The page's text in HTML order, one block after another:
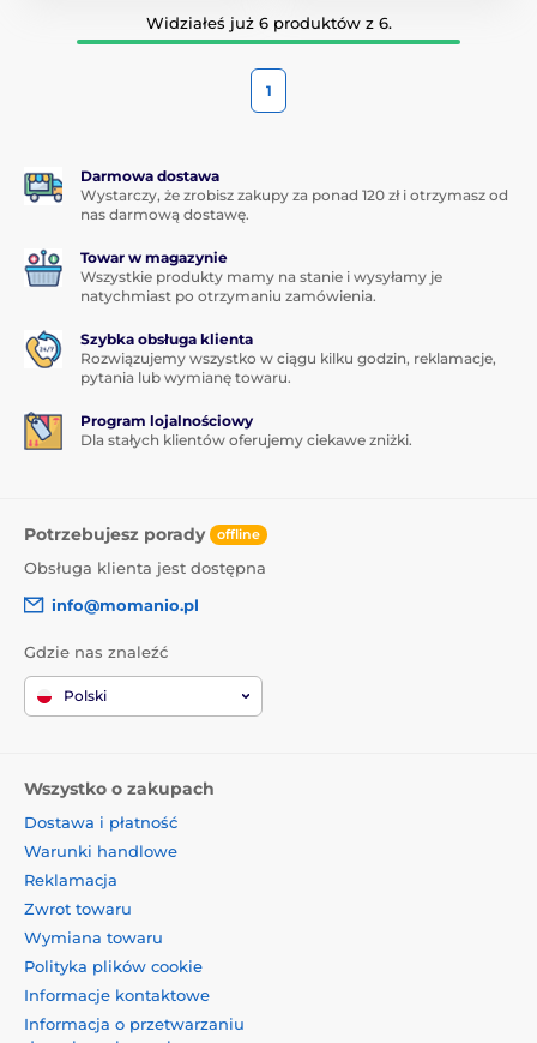
Widziałeś już 6 produktów z 6.
1
Darmowa dostawa
Wystarczy, że zrobisz zakupy za ponad 120 zł i otrzymasz od
nas darmową dostawę.
Towar w magazynie
Wszystkie produkty mamy na stanie i wysyłamy je
natychmiast po otrzymaniu zamówienia.
Szybka obsługa klienta
Rozwiązujemy wszystko w ciągu kilku godzin, reklamacje,
pytania lub wymianę towaru.
Program lojalnościowy
Dla stałych klientów oferujemy ciekawe zniżki.
Potrzebujesz porady offline
Obsługa klienta jest dostępna
info@momanio.pl
Gdzie nas znaleźć
Polski
Wszystko o zakupach
Dostawa i płatność
Warunki handlowe
Reklamacja
Zwrot towaru
Wymiana towaru
Polityka plików cookie
Informacje kontaktowe
Informacja o przetwarzaniu